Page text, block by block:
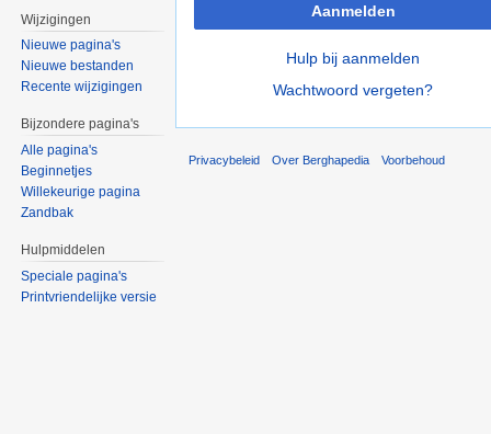
Aanmelden
Hulp bij aanmelden
Wachtwoord vergeten?
Wijzigingen
Nieuwe pagina's
Nieuwe bestanden
Recente wijzigingen
Bijzondere pagina's
Alle pagina's
Beginnetjes
Willekeurige pagina
Zandbak
Hulpmiddelen
Speciale pagina's
Printvriendelijke versie
Privacybeleid Over Berghapedia Voorbehoud